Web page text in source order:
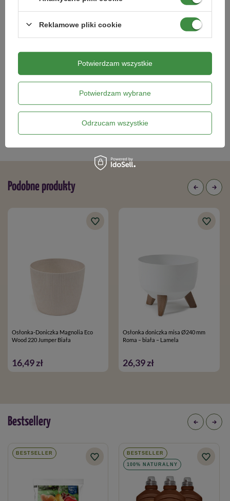
Czarna
16,49 zł 101,19 zł
Kategorie powiązane
Podobne produkty
Osłonka-Doniczka Magnolia Eco
Wood 220 Jumper Biała
16,49 zł
Osłonka doniczka misa Ø240 mm
Roma – biała – Lamela
26,39 zł
Bestsellery
BESTSELLER BESTSELLER
100% NATURALNY
Reklamowe pliki cookie
Potwierdzam wybrane
Odrzucam wszystkie
Potwierdzam wszystkie